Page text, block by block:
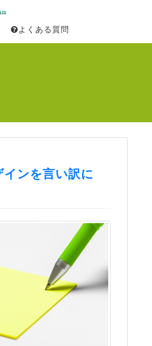
よくある質問
インを言い訳に